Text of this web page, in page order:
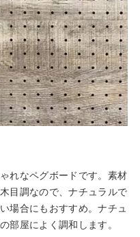
れなペグボードです。素材
目調なので、ナチュラルで
場合にもおすすめ。ナチュ
部屋によく調和します。